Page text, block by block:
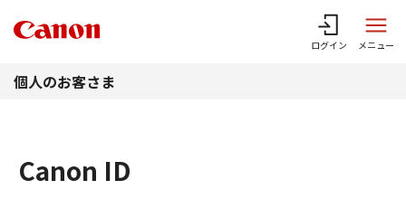
ログイン メニュー
個人のお客さま
Canon ID